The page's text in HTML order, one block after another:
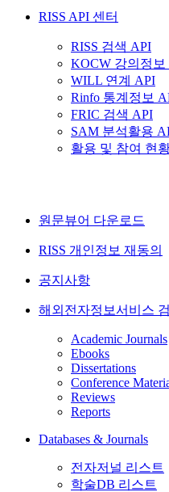
RISS API 센터
RISS 검색 API
KOCW 강의정보
WILL 연계 API
Rinfo 통계정보
FRIC 검색 API
SAM 분석활용
활용 및 참여 현
원문뷰어 다운로드
RISS 개인정보 재동의
공지사항
해외전자정보서비스
Academic Journals
Ebooks
Dissertations
Conference
Reviews
Reports
Databases & Journals
전자저널 리스트
학술DB 리스트